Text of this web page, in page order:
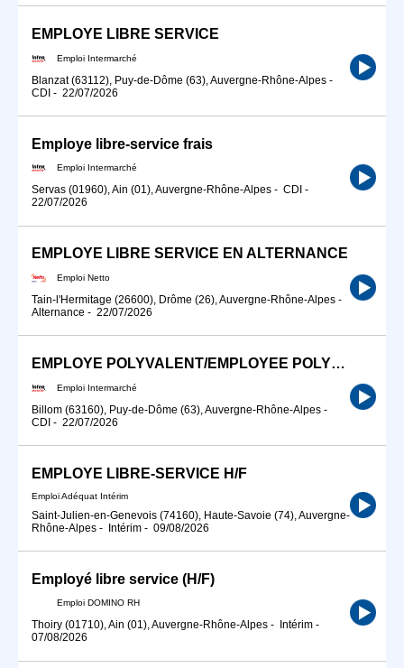
EMPLOYE LIBRE SERVICE
Emploi Intermarché
Blanzat (63112), Puy-de-Dôme (63), Auvergne-Rhône-Alpes -
CDI - 22/07/2026
Employe libre-service frais
Emploi Intermarché
Servas (01960), Ain (01), Auvergne-Rhône-Alpes - CDI -
22/07/2026
EMPLOYE LIBRE SERVICE EN ALTERNANCE
Emploi Netto
Tain-l'Hermitage (26600), Drôme (26), Auvergne-Rhône-Alpes -
Alternance - 22/07/2026
EMPLOYE POLYVALENT/EMPLOYEE POLYVANTE DE LIBRE-SERVICE
Emploi Intermarché
Billom (63160), Puy-de-Dôme (63), Auvergne-Rhône-Alpes -
CDI - 22/07/2026
EMPLOYE LIBRE-SERVICE H/F
Emploi Adéquat Intérim
Saint-Julien-en-Genevois (74160), Haute-Savoie (74), Auvergne-
Rhône-Alpes - Intérim - 09/08/2026
Employé libre service (H/F)
Emploi DOMINO RH
Thoiry (01710), Ain (01), Auvergne-Rhône-Alpes - Intérim -
07/08/2026